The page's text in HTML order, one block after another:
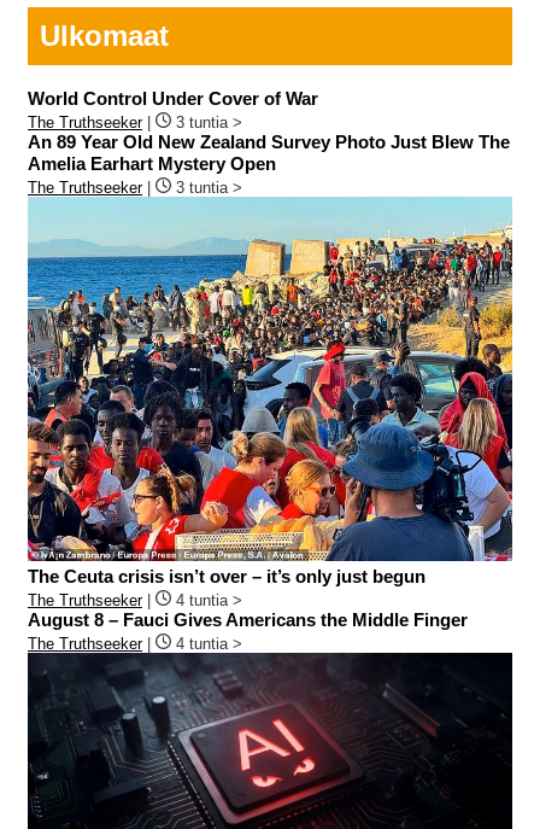
Ulkomaat
World Control Under Cover of War
The Truthseeker| 3 tuntia >
An 89 Year Old New Zealand Survey Photo Just Blew The
Amelia Earhart Mystery Open
The Truthseeker| 3 tuntia >
The Ceuta crisis isn’t over – it’s only just begun
The Truthseeker| 4 tuntia >
August 8 – Fauci Gives Americans the Middle Finger
The Truthseeker| 4 tuntia >